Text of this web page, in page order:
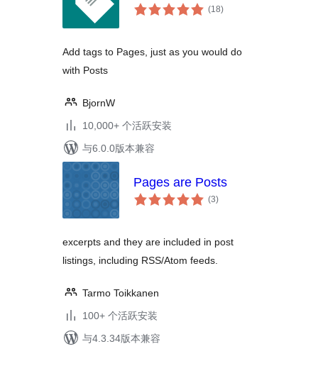
(18总
评)
Add tags to Pages, just as you would do
with Posts
BjornW
10,000+ 个活跃安装
与6.0.0版本兼容
Pages are Posts
(3总
评)
excerpts and they are included in post
listings, including RSS/Atom feeds.
Tarmo Toikkanen
100+ 个活跃安装
与4.3.34版本兼容